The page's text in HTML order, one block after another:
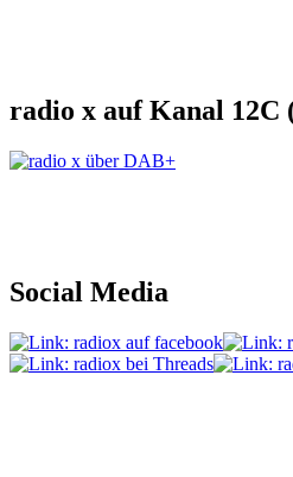
radio x auf Kanal 12C
Social Media